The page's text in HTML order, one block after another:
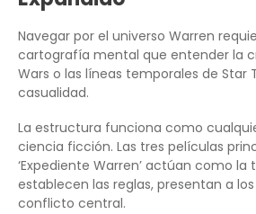
Navegar por el universo Warren
cartografía mental que entender la
Wars o las líneas temporales de Star
casualidad.
La estructura funciona como
ciencia ficción. Las tres películas
‘Expediente Warren’ actúan como la
establecen las reglas, presentan a
conflicto central.